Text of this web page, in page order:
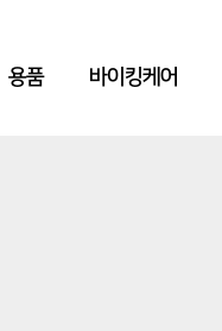
용품 바이킹케어